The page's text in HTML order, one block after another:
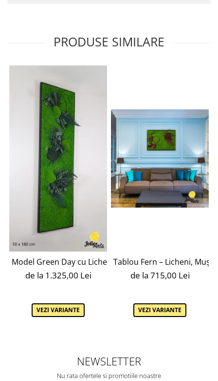
PRODUSE SIMILARE
Model Green Day cu Licheni – Design Vertical, Ramă
de la 1.325,00 Lei
VEZI VARIANTE
Tablou Fern – Licheni,
de la 715,00 Lei
VEZI VARIANTE
NEWSLETTER
Nu rata ofertele si promotiile noastre